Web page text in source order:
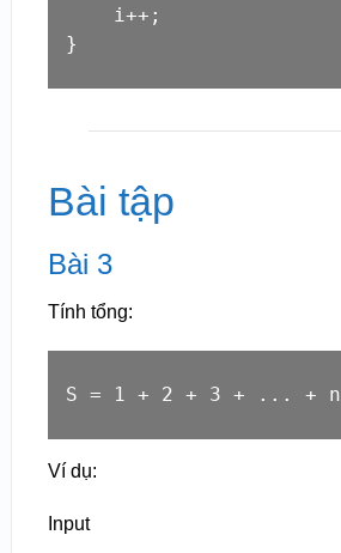
    i++;
}
Bài tập
Bài 3
Tính tổng:
S = 1 + 2 + 3 + ... + n
Ví dụ:
Input